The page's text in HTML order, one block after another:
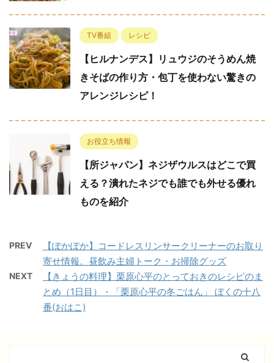
TV番組 レシピ
【ヒルナンデス】リュウジのそうめん焼
きそばの作り方・包丁を使わない驚きの
アレンジレシピ！
お役立ち情報
【所ジャパン】ネジザウルスはどこで買
える？潰れたネジでも誰でも外せる優れ
ものを紹介
PREV
【ぽかぽか】コードレスリンサークリーナーのお取り
寄せ情報。昼飲み主婦トーク・お掃除グッズ
NEXT
【きょうの料理】栗原心平のとっておきのレシピのま
とめ（1日目）・「栗原心平の冬ごはん」 ぼくの十八
番(おはこ)